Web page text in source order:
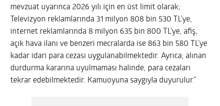
mevzuat uyarınca 2026 yılı için en üst limit olarak;
Televizyon reklamlarında 31 milyon 808 bin 530 TL’ye,
internet reklamlarında 8 milyon 635 bin 800 TL’ye, afiş,
açık hava ilanı ve benzeri mecralarda ise 863 bin 580 TL’ye
kadar idari para cezası uygulanabilmektedir. Ayrıca; alınan
durdurma kararına uyulmaması halinde, para cezaları
tekrar edebilmektedir. Kamuoyuna saygıyla duyurulur.”